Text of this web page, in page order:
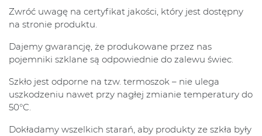
Zwróć uwagę na certyfikat jakości, który jest dostępny
na stronie produktu.
Dajemy gwarancję, że produkowane przez nas
pojemniki szklane są odpowiednie do zalewu świec.
Szkło jest odporne na tzw. termoszok – nie ulega
uszkodzeniu nawet przy nagłej zmianie temperatury do
50°C.
Dokładamy wszelkich starań, aby produkty ze szkła były